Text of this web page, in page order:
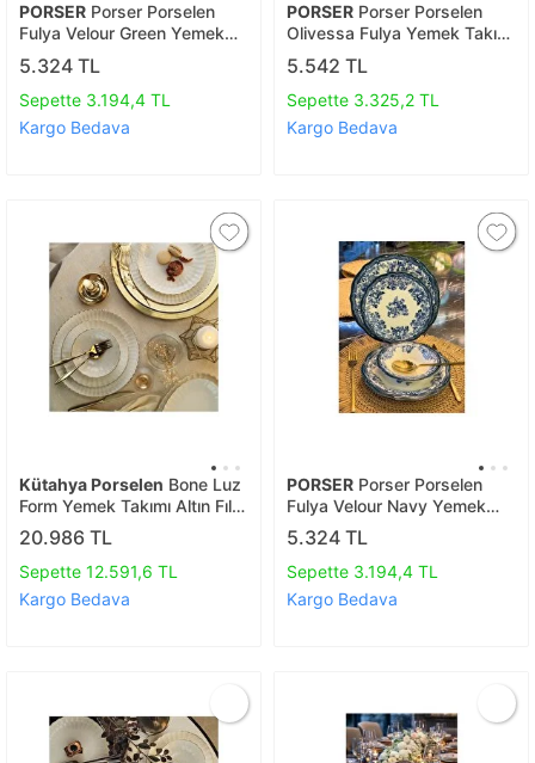
PORSER Porser Porselen
Fulya Velour Green Yemek
Takımı 6 Kişilik 24 Parça
5.324 TL
Sepette 3.194,4 TL
Kargo Bedava
PORSER Porser Porselen
Olivessa Fulya Yemek Takımı
6 Kişilik 24 Parça
5.542 TL
Sepette 3.325,2 TL
Kargo Bedava
Kütahya Porselen Bone Luz
Form Yemek Takımı Altın Fıle
52 Parça 12 Kişilik
Bnlzf52yt20
20.986 TL
Sepette 12.591,6 TL
Kargo Bedava
PORSER Porser Porselen
Fulya Velour Navy Yemek
Takımı 6 Kişilik 24 Parça
5.324 TL
Sepette 3.194,4 TL
Kargo Bedava